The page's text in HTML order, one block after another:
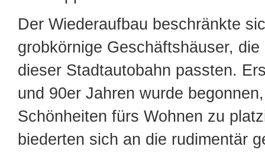
Der Wiederaufbau beschränkte
grobkörnige Geschäftshäuser,
dieser Stadtautobahn passten.
und 90er Jahren wurde
Schönheiten fürs Wohnen zu
biederten sich an die rudimentär